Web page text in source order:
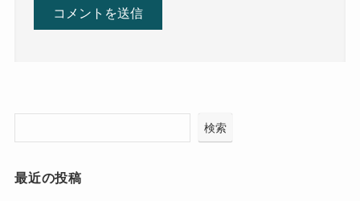
検索
最近の投稿